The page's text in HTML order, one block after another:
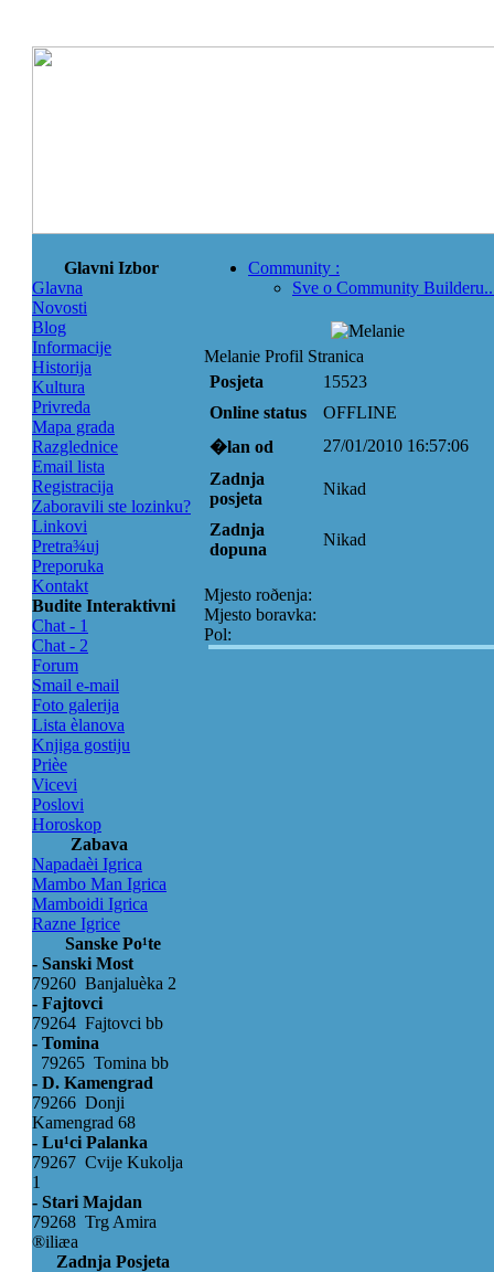
Glavni Izbor
Glavna
Novosti
Blog
Informacije
Historija
Kultura
Privreda
Mapa grada
Razglednice
Email lista
Registracija
Zaboravili ste lozinku?
Linkovi
Pretra¾uj
Preporuka
Kontakt
Budite Interaktivni
Chat - 1
Chat - 2
Forum
Smail e-mail
Foto galerija
Lista èlanova
Knjiga gostiju
Prièe
Vicevi
Poslovi
Horoskop
Zabava
Napadaèi Igrica
Mambo Man Igrica
Mamboidi Igrica
Razne Igrice
Sanske Po¹te
- Sanski Most
79260 Banjaluèka 2
- Fajtovci
79264 Fajtovci bb
- Tomina
79265 Tomina bb
- D. Kamengrad
79266 Donji
Kamengrad 68
- Lu¹ci Palanka
79267 Cvije Kukolja
1
- Stari Majdan
79268 Trg Amira
®iliæa
Zadnja Posjeta
Community :
Sve o Community
Melanie Profil Stranica
Posjeta
15523
Online status
OFFLINE
�lan od
27/01/2010 16:57:06
Zadnja
posjeta
Nikad
Zadnja
dopuna
Nikad
Mjesto roðenja:
Mjesto boravka:
Pol: